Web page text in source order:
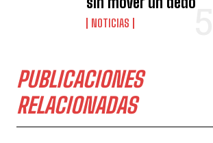
NOTICIAS
PUBLICACIONES
RELACIONADAS